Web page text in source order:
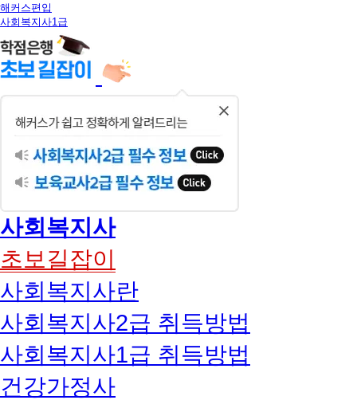
해커스편입
사회복지사1급
사회복지사
초보길잡이
사회복지사란
사회복지사2급 취득방법
사회복지사1급 취득방법
건강가정사